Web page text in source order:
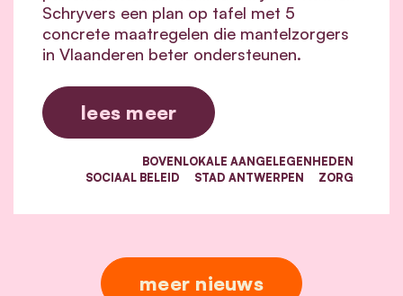
Schryvers een plan op tafel met 5
concrete maatregelen die mantelzorgers
in Vlaanderen beter ondersteunen.
lees meer
BOVENLOKALE AANGELEGENHEDEN
SOCIAAL BELEID
STAD ANTWERPEN ZORG
meer nieuws